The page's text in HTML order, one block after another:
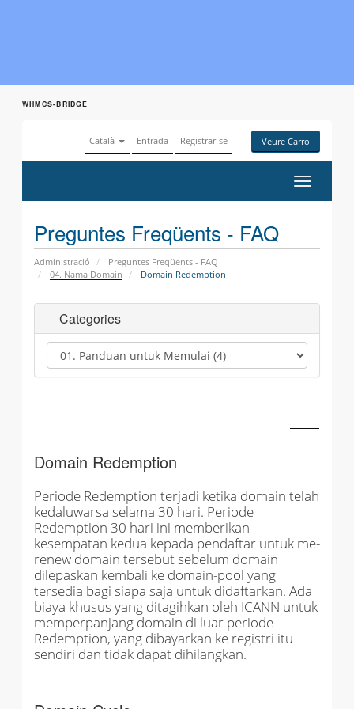
WHMCS-BRIDGE
Català Entrada Registrar-se Veure Carro
Canvia
la
Preguntes Freqüents - FAQ
Administració
Preguntes Freqüents - FAQ
04. Nama Domain
Domain Redemption
Categories
Domain Redemption
Periode Redemption terjadi ketika domain telah
kedaluwarsa selama 30 hari. Periode
Redemption 30 hari ini memberikan
kesempatan kedua kepada pendaftar untuk me-
renew domain tersebut sebelum domain
dilepaskan kembali ke domain-pool yang
tersedia bagi siapa saja untuk didaftarkan. Ada
biaya khusus yang ditagihkan oleh ICANN untuk
memperpanjang domain di luar periode
Redemption, yang dibayarkan ke registri itu
sendiri dan tidak dapat dihilangkan.